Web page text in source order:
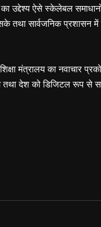
उद्देश्य ऐसे स्केलेबल
तथा सार्वजनिक प्रशासन में
मंत्रालय का नवाचार
तथा देश को डिजिटल रूप से